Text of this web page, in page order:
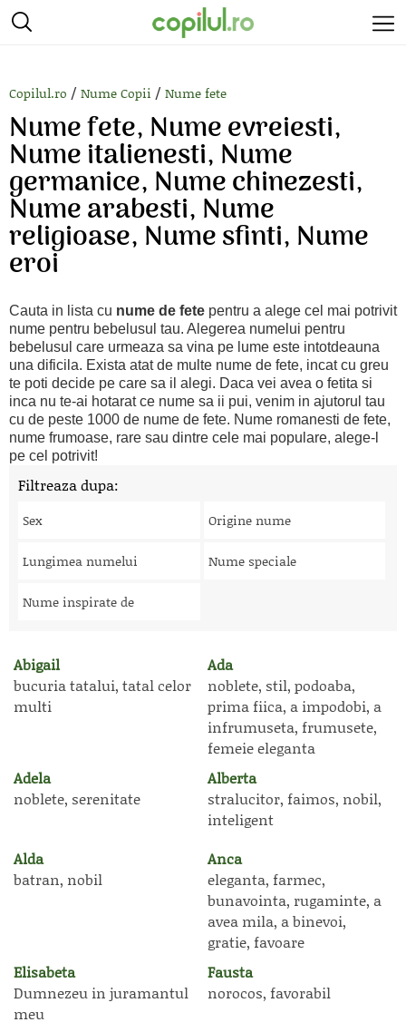
Copilul.ro / Nume Copii / Nume fete
Nume fete, Nume evreiesti,
Nume italienesti, Nume
germanice, Nume chinezesti,
Nume arabesti, Nume
religioase, Nume sfinti, Nume
eroi
Cauta in lista cu nume de fete pentru a alege cel mai potrivit
nume pentru bebelusul tau. Alegerea numelui pentru
bebelusul care urmeaza sa vina pe lume este intotdeauna
una dificila. Exista atat de multe nume de fete, incat cu greu
te poti decide pe care sa il alegi. Daca vei avea o fetita si
inca nu te-ai hotarat ce nume sa ii pui, venim in ajutorul tau
cu de peste 1000 de nume de fete. Nume romanesti de fete,
nume frumoase, rare sau dintre cele mai populare, alege-l
pe cel potrivit!
Filtreaza dupa:
Sex Origine nume
Lungimea numelui Nume speciale
Nume inspirate de
Abigail
bucuria tatalui, tatal celor
multi
Ada
noblete, stil, podoaba,
prima fiica, a impodobi, a
infrumuseta, frumusete,
femeie eleganta
Adela
noblete, serenitate
Alberta
stralucitor, faimos, nobil,
inteligent
Alda
batran, nobil
Anca
eleganta, farmec,
bunavointa, rugaminte, a
avea mila, a binevoi,
gratie, favoare
Elisabeta
Dumnezeu in juramantul
meu
Fausta
norocos, favorabil